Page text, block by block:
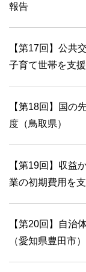
報告
【第17回】公共
子育て世帯を支
【第18回】国の
度（鳥取県）
【第19回】収益
業の初期費用を支
【第20回】自治
（愛知県豊田市）